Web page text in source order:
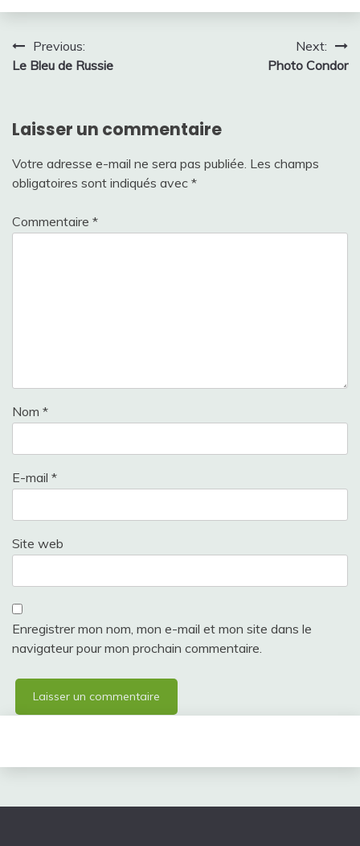
Navigation
de
Previous:
Le Bleu de Russie
Next:
Photo Condor
Laisser un commentaire
Votre adresse e-mail ne sera pas publiée. Les champs
obligatoires sont indiqués avec *
Commentaire *
Nom *
E-mail *
Site web
Enregistrer mon nom, mon e-mail et mon site dans le
navigateur pour mon prochain commentaire.